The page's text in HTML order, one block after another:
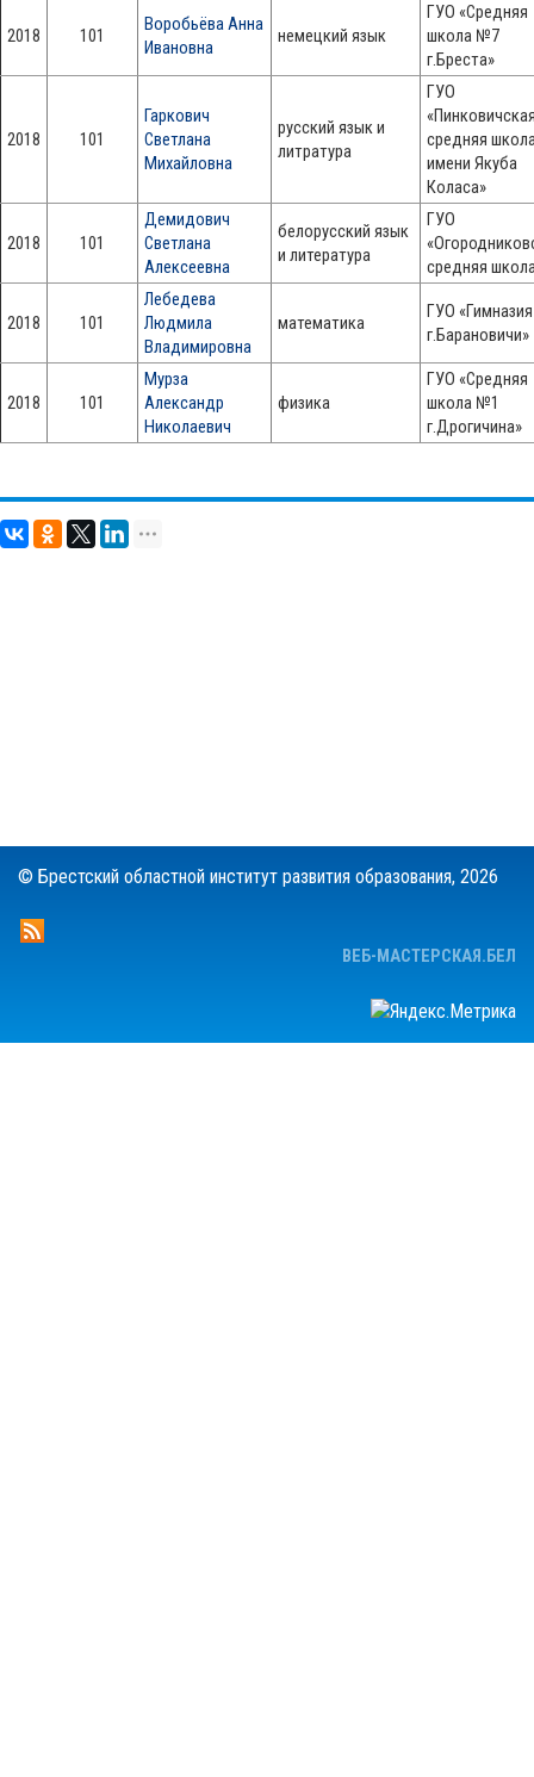
2018 101
Воробьёва Анна
Ивановна
немецкий язык
ГУО «Средняя
школа №7
г.Бреста»
2018 101
Гаркович
Светлана
Михайловна
русский язык и
литратура
ГУО
средняя
имени Якуба
Коласа»
2018 101
Демидович
Светлана
Алексеевна
белорусский язык
и литература
ГУО
средняя
2018 101
Лебедева
Людмила
Владимировна
математика
ГУО
г.Барановичи»
2018 101
Мурза
Александр
Николаевич
физика
ГУО «Средняя
школа №1
г.Дрогичина»
© Брестский областной институт развития образования, 2026
ВЕБ-МАСТЕРСКАЯ.БЕЛ